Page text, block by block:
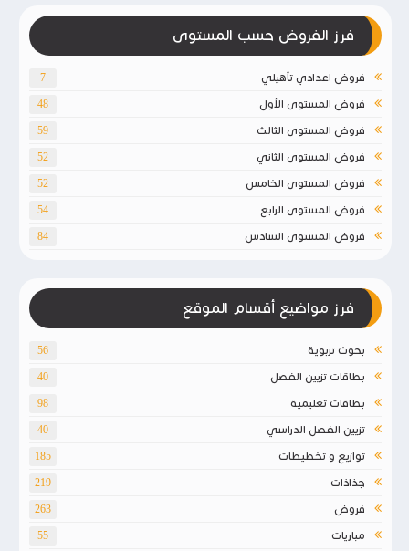
فرز الفروض حسب المستوى
فروض اعدادي تأهيلي 7
فروض المستوى الأول 48
فروض المستوى الثالث 59
فروض المستوى الثاني 52
فروض المستوى الخامس 52
فروض المستوى الرابع 54
فروض المستوى السادس 84
فرز مواضيع أقسام الموقع
بحوث تربوية 56
بطاقات تزيين الفصل 40
بطاقات تعليمية 98
تزيين الفصل الدراسي 40
توازيع و تخطيطات 185
جذاذات 219
فروض 263
مباريات 55